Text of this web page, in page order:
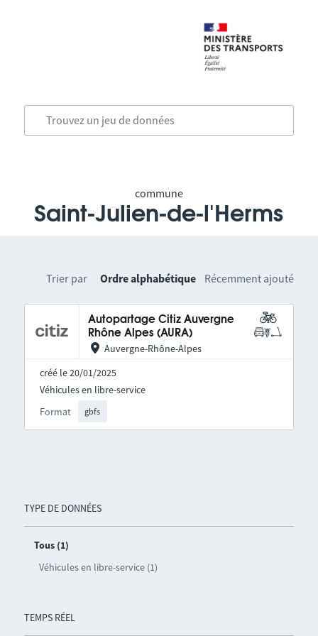
commune
Saint-Julien-de-l'Herms
TYPE DE DONNÉES
Tous (1)
Véhicules en libre-service (1)
TEMPS RÉEL
Trier par Ordre alphabétique Récemment ajouté
Autopartage Citiz Auvergne
Rhône Alpes (AURA)
Auvergne-Rhône-Alpes
créé le 20/01/2025
Format gbfs
Véhicules en libre-service